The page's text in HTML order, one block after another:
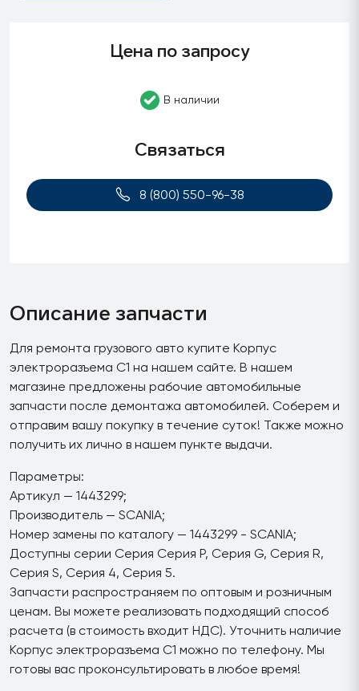
Цена по запросу
В наличии
Связаться
8 (800) 550-96-38
Описание запчасти
Для ремонта грузового авто купите Корпус
электроразъема C1 на нашем сайте. В нашем
магазине предложены рабочие автомобильные
запчасти после демонтажа автомобилей. Соберем и
отправим вашу покупку в течение суток! Также можно
получить их лично в нашем пункте выдачи.
Параметры:
Артикул — 1443299;
Производитель — SCANIA;
Номер замены по каталогу — 1443299 - SCANIA;
Доступны серии Серия Серия P, Серия G, Серия R,
Серия S, Серия 4, Серия 5.
Запчасти распространяем по оптовым и розничным
ценам. Вы можете реализовать подходящий способ
расчета (в стоимость входит НДС). Уточнить наличие
Корпус электроразъема C1 можно по телефону. Мы
готовы вас проконсультировать в любое время!